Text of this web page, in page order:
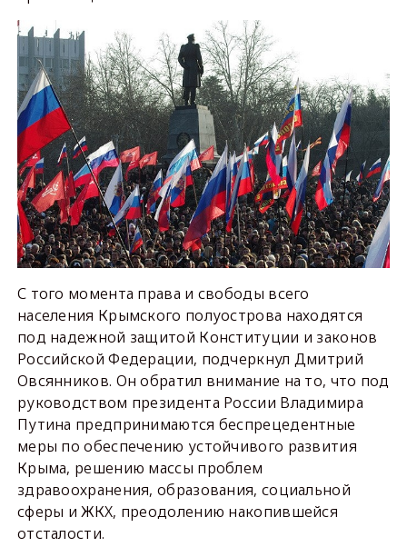
С того момента права и свободы всего
населения Крымского полуострова находятся
под надежной защитой Конституции и законов
Российской Федерации, подчеркнул Дмитрий
Овсянников. Он обратил внимание на то, что под
руководством президента России Владимира
Путина предпринимаются беспрецедентные
меры по обеспечению устойчивого развития
Крыма, решению массы проблем
здравоохранения, образования, социальной
сферы и ЖКХ, преодолению накопившейся
отсталости.